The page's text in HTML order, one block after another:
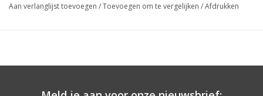
Aan verlanglijst toevoegen /Toevoegen om te vergelijken /Afdrukken